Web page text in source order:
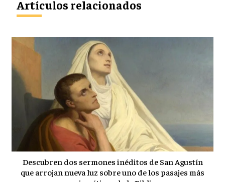
Artículos relacionados
Descubren dos sermones inéditos de San Agustín
que arrojan nueva luz sobre uno de los pasajes más